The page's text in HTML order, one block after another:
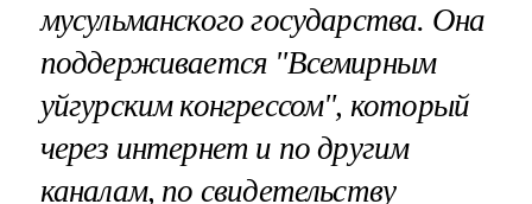
мусульманского государства. Она
поддерживается "Всемирным
уйгурским конгрессом", который
через интернет и по другим
каналам, по свидетельству